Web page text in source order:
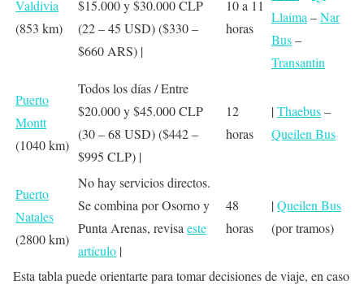
Valdivia
(853 km)
$15.000 y $30.000 CLP
(22 – 45 USD) ($330 –
$660 ARS) |
10 a 11
horas
Llaima–Nar
Bus–
Transantin
Puerto
Montt
(1040 km)
Todos los días / Entre
$20.000 y $45.000 CLP
(30 – 68 USD) ($442 –
$995 CLP) |
12
horas
|Thaebus–
Queilen Bus
Puerto
Natales
(2800 km)
No hay servicios directos.
Se combina por Osorno y
Punta Arenas, revisaeste
artículo |
48
horas
|Queilen Bus
(por tramos)
Esta tabla puede orientarte para tomar decisiones de viaje, en caso